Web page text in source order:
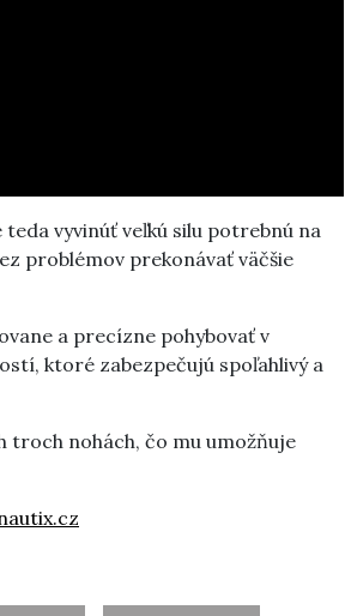
vyvinúť veľkú silu potrebnú na
problémov prekonávať väčšie
a precízne pohybovať v
ktoré zabezpečujú spoľahlivý a
troch nohách, čo mu umožňuje